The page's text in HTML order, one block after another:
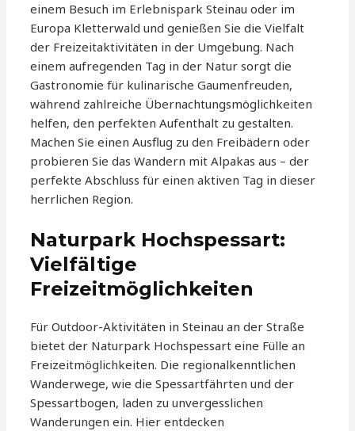
einem Besuch im Erlebnispark Steinau oder im
Europa Kletterwald und genießen Sie die Vielfalt
der Freizeitaktivitäten in der Umgebung. Nach
einem aufregenden Tag in der Natur sorgt die
Gastronomie für kulinarische Gaumenfreuden,
während zahlreiche Übernachtungsmöglichkeiten
helfen, den perfekten Aufenthalt zu gestalten.
Machen Sie einen Ausflug zu den Freibädern oder
probieren Sie das Wandern mit Alpakas aus – der
perfekte Abschluss für einen aktiven Tag in dieser
herrlichen Region.
Naturpark Hochspessart:
Vielfältige
Freizeitmöglichkeiten
Für Outdoor-Aktivitäten in Steinau an der Straße
bietet der Naturpark Hochspessart eine Fülle an
Freizeitmöglichkeiten. Die regionalkenntlichen
Wanderwege, wie die Spessartfährten und der
Spessartbogen, laden zu unvergesslichen
Wanderungen ein. Hier entdecken